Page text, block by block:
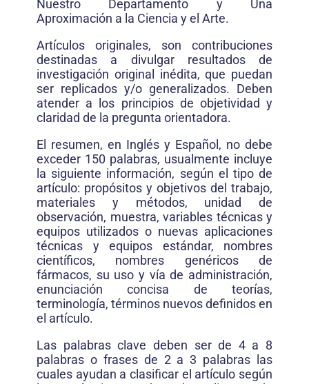
Nuestro Departamento y Una
Aproximación a la Ciencia y el Arte.
Artículos originales, son contribuciones
destinadas a divulgar resultados de
investigación original inédita, que puedan
ser replicados y/o generalizados. Deben
atender a los principios de objetividad y
claridad de la pregunta orientadora.
El resumen, en Inglés y Español, no debe
exceder 150 palabras, usualmente incluye
la siguiente información, según el tipo de
artículo: propósitos y objetivos del trabajo,
materiales y métodos, unidad de
observación, muestra, variables técnicas y
equipos utilizados o nuevas aplicaciones
técnicas y equipos estándar, nombres
científicos, nombres genéricos de
fármacos, su uso y vía de administración,
enunciación concisa de teorías,
terminología, términos nuevos definidos en
el artículo.
Las palabras clave deben ser de 4 a 8
palabras o frases de 2 a 3 palabras las
cuales ayudan a clasificar el artículo según